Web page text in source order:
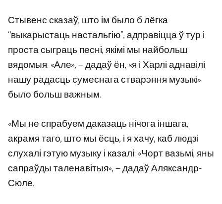
Стывенс сказаў, што ім было б лёгка
“выкарыстаць настальгію”, адправіцца ў тур і
проста сыграць песні, якімі мы найбольш
вядомыя. «Але», — дадаў ён, «я і Харлі аднавілі
нашу радасць сумеснага стварэння музыкі»
было больш важным.
«Мы не спрабуем даказаць нічога іншага,
акрамя таго, што мы ёсць, і я хачу, каб людзі
слухалі гэтую музыку і казалі: «Чорт вазьмі, яны
сапраўды таленавітыя», — дадаў Аляксандр-
Сюле.